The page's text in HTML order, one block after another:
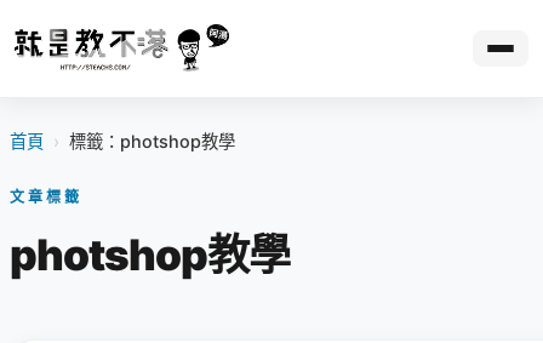
首頁 › 標籤：photshop教學
文章標籤
photshop教學